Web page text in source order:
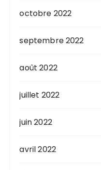
octobre 2022
septembre 2022
août 2022
juillet 2022
juin 2022
avril 2022